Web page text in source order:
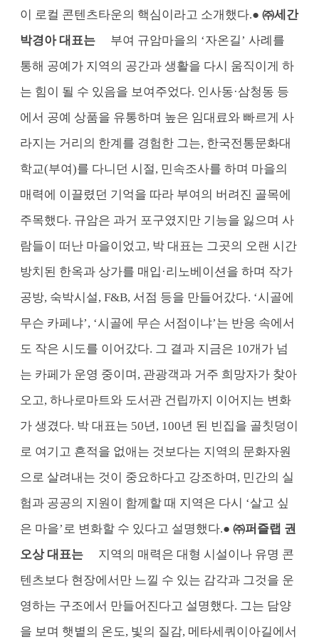
이 로컬 콘텐츠타운의 핵심이라고 소개했다.● ㈜세간
박경아 대표는
부여 규암마을의 ‘자온길’ 사례를
통해 공예가 지역의 공간과 생활을 다시 움직이게 하
는 힘이 될 수 있음을 보여주었다. 인사동·삼청동 등
에서 공예 상품을 유통하며 높은 임대료와 빠르게 사
라지는 거리의 한계를 경험한 그는, 한국전통문화대
학교(부여)를 다니던 시절, 민속조사를 하며 마을의
매력에 이끌렸던 기억을 따라 부여의 버려진 골목에
주목했다. 규암은 과거 포구였지만 기능을 잃으며 사
람들이 떠난 마을이었고, 박 대표는 그곳의 오랜 시간
방치된 한옥과 상가를 매입·리노베이션을 하며 작가
공방, 숙박시설, F&B, 서점 등을 만들어갔다. ‘시골에
무슨 카페냐’, ‘시골에 무슨 서점이냐’는 반응 속에서
도 작은 시도를 이어갔다. 그 결과 지금은 10개가 넘
는 카페가 운영 중이며, 관광객과 거주 희망자가 찾아
오고, 하나로마트와 도서관 건립까지 이어지는 변화
가 생겼다. 박 대표는 50년, 100년 된 빈집을 골칫덩이
로 여기고 흔적을 없애는 것보다는 지역의 문화자원
으로 살려내는 것이 중요하다고 강조하며, 민간의 실
험과 공공의 지원이 함께할 때 지역은 다시 ‘살고 싶
은 마을’로 변화할 수 있다고 설명했다.● ㈜퍼즐랩 권
오상 대표는
지역의 매력은 대형 시설이나 유명 콘
텐츠보다 현장에서만 느낄 수 있는 감각과 그것을 운
영하는 구조에서 만들어진다고 설명했다. 그는 담양
을 보며 햇볕의 온도, 빛의 질감, 메타세쿼이아길에서